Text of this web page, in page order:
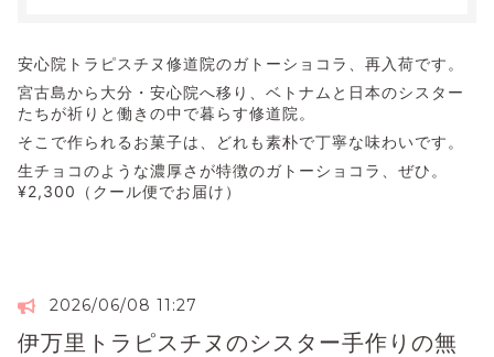
安心院トラピスチヌ修道院のガトーショコラ、再入荷です。
宮古島から大分・安心院へ移り、ベトナムと日本のシスター
たちが祈りと働きの中で暮らす修道院。
そこで作られるお菓子は、どれも素朴で丁寧な味わいです。
生チョコのような濃厚さが特徴のガトーショコラ、ぜひ。
¥2,300（クール便でお届け）
2026/06/08 11:27
伊万里トラピスチヌのシスター手作りの無